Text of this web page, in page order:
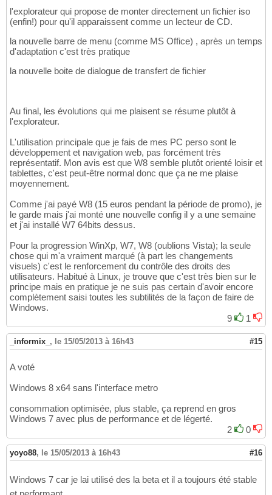
l'explorateur qui propose de monter directement un fichier iso
(enfin!) pour qu'il apparaissent comme un lecteur de CD.
la nouvelle barre de menu (comme MS Office) , après un temps
d'adaptation c'est très pratique
la nouvelle boite de dialogue de transfert de fichier
Au final, les évolutions qui me plaisent se résume plutôt à
l'explorateur.
L'utilisation principale que je fais de mes PC perso sont le
développement et navigation web, pas forcément très
représentatif. Mon avis est que W8 semble plutôt orienté loisir et
tablettes, c'est peut-être normal donc que ça ne me plaise
moyennement.
Comme j'ai payé W8 (15 euros pendant la période de promo), je
le garde mais j'ai monté une nouvelle config il y a une semaine
et j'ai installé W7 64bits dessus.
Pour la progression WinXp, W7, W8 (oublions Vista); la seule
chose qui m'a vraiment marqué (à part les changements
visuels) c'est le renforcement du contrôle des droits des
utilisateurs. Habitué à Linux, je trouve que c'est très bien sur le
principe mais en pratique je ne suis pas certain d'avoir encore
complètement saisi toutes les subtilités de la façon de faire de
Windows.
9
1
_informix_ , le 15/05/2013 à 16h43 #15
A voté
Windows 8 x64 sans l'interface metro
consommation optimisée, plus stable, ça reprend en gros
Windows 7 avec plus de performance et de légerté.
2
0
yoyo88, le 15/05/2013 à 16h43 #16
Windows 7 car je lai utilisé des la beta et il a toujours été stable